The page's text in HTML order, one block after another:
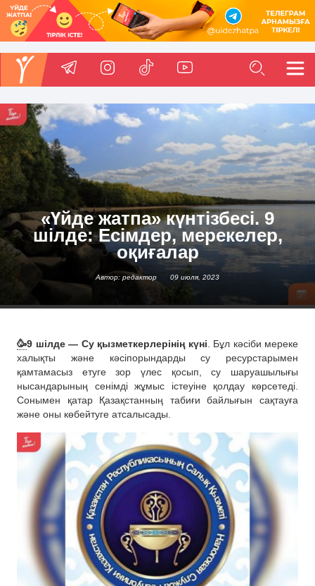
«Үйде жатпа» күнтізбесі. 9
шілде: Есімдер, мерекелер,
оқиғалар
Автор: редактор 09 июля, 2023
🥳9 шілде — Су қызметкерлерінің күні. Бұл кәсіби мереке
халықты және кәсіпорындарды су ресурстарымен
қамтамасыз етуге зор үлес қосып, су шаруашылығы
нысандарының сенімді жұмыс істеуіне қолдау көрсетеді.
Сонымен қатар Қазақстанның табиғи байлығын сақтауға
және оны көбейтуге атсалысады.